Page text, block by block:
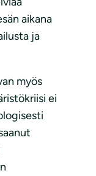
aikana
ja
myös
ei